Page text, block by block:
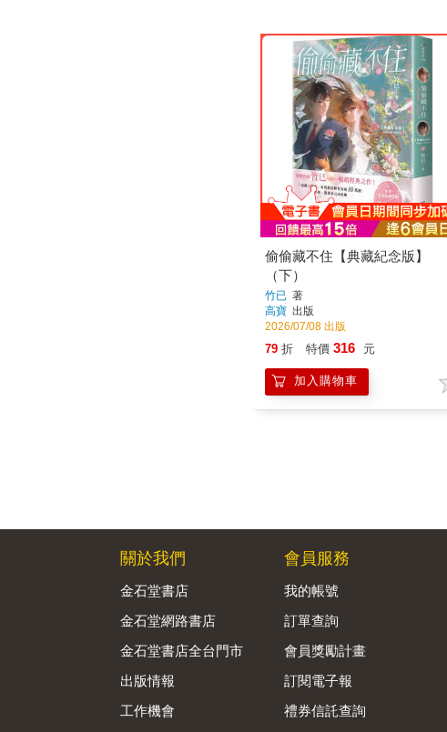
偷偷藏不住【典藏紀念版】
（下）
著
出版
2026/07/08 出版
折 特價 316 元
加入購物車
工作機會
隱私權政策
資訊安全通報
會員服務
我的帳號
禮券信託查詢
會員服務條款